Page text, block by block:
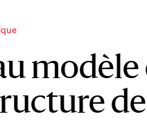
modèle